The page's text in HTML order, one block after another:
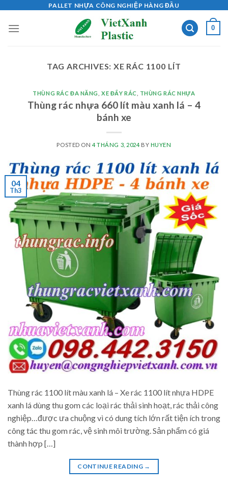
content
PALLET NHỰA CÔNG NGHIỆP HÀNG ĐẦU
0
TAG ARCHIVES:XE RÁC 1100 LÍT
THÙNG RÁC ĐA NĂNG ,XE ĐẨY RÁC THÙNG RÁC NHỰA
Thùng rác nhựa 660 lít màu xanh lá – 4
bánh xe
POSTED ON4 THÁNG 3, 2024BY HUYEN
04
Th3
Thùng rác 1100 lít màu xanh lá – Xe rác 1100 lít nhựa HDPE
xanh lá dùng thu gom các loại rác thải sinh hoạt, rác thải công
nghiệp…được ưa chuộng vì có dung tích lớn rất tiện ích trong
công tác thu gom rác, vệ sinh môi trường. Sản phẩm có giá
thành hợp […]
CONTINUE READING →